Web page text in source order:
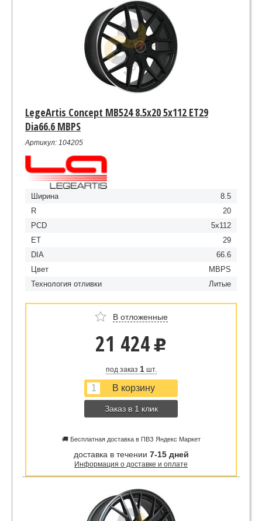
LegeArtis Concept MB524 8.5x20 5x112 ET29
Dia66.6 MBPS
Артикул: 104205
Ширина
8.5
R
20
PCD
5x112
ET
29
DIA
66.6
Цвет
MBPS
Технология отливки
Литые
В отложенные
21 424 u
под заказ 1шт.
Заказ в 1 клик
🚚 Бесплатная доставка в ПВЗ Яндекс Маркет
доставка в течении 7-15 дней
Информация о доставке и оплате